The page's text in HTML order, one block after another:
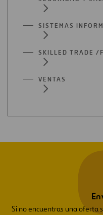
SISTEMAS
SKILLED TRADE /
VENTAS
Si no encuentras una oferta